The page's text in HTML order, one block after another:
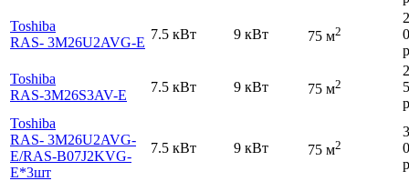
Toshiba
RAS- 3M26U2AVG-E
7.5 кВт 9 кВт 75 м2
Toshiba
RAS-3M26S3AV-E
7.5 кВт 9 кВт 75 м2
Toshiba
RAS- 3M26U2AVG-
E/RAS-B07J2KVG-
E*3шт
7.5 кВт 9 кВт 75 м2